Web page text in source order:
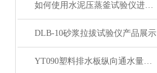
如何使用水泥压蒸釜试验仪进行水泥蒸养试验？
DLB-10砂浆拉拔试验仪产品展示
YT090塑料排水板纵向通水量测定仪产品展示